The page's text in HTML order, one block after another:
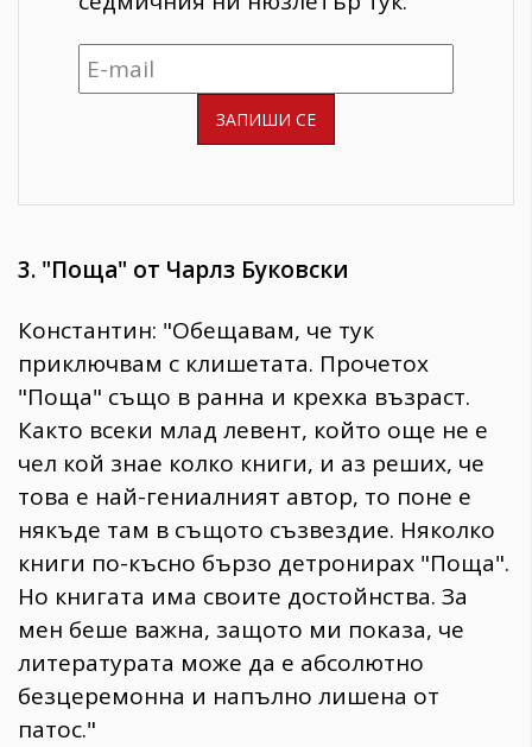
3. "Поща" от Чарлз Буковски
Константин: "Обещавам, че тук
приключвам с клишетата. Прочетох
"Поща" също в ранна и крехка възраст.
Както всеки млад левент, който още не е
чел кой знае колко книги, и аз реших, че
това е най-гениалният автор, то поне е
някъде там в същото съзвездие. Няколко
книги по-късно бързо детронирах "Поща".
Но книгата има своите достойнства. За
мен беше важна, защото ми показа, че
литературата може да е абсолютно
безцеремонна и напълно лишена от
патос."